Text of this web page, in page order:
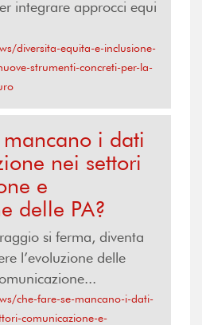
integrare approcci equi
diversita-equita-e-inclusione-
strumenti-concreti-per-la-
i dati
nei settori
e
delle PA?
si ferma, diventa
l’evoluzione delle
che-fare-se-mancano-i-dati-
comunicazione-e-